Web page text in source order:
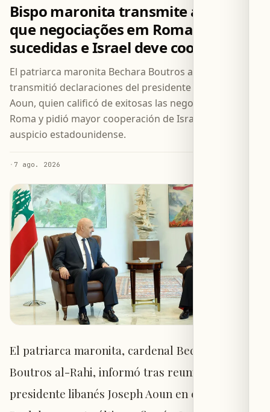
Bispo maronita transmite a Aoun
que negociações em Roma são bem-
sucedidas e Israel deve cooperar
El patriarca maronita Bechara Boutros al-Rahi
transmitió declaraciones del presidente libanés Joseph
Aoun, quien calificó de exitosas las negociaciones en
Roma y pidió mayor cooperación de Israel bajo el
auspicio estadounidense.
· 7 ago. 2026
El patriarca maronita, cardenal Bechara
Boutros al-Rahi, informó tras reunirse con el
presidente libanés Joseph Aoun en el Palacio de